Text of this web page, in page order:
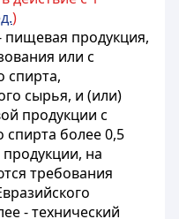
)
пищевая продукция,
или с
спирта,
сырья, и (или)
продукции с
более 0,5
на
требования
- технический